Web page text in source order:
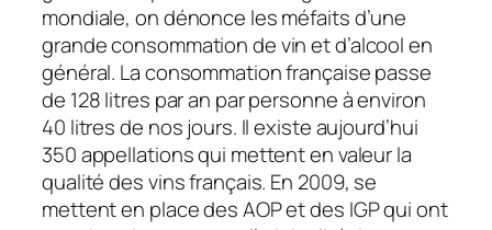
mondiale, on dénonce les méfaits d’une
grande consommation de vin et d’alcool en
général. La consommation française passe
de 128 litres par an par personne à environ
40 litres de nos jours. Il existe aujourd’hui
350 appellations qui mettent en valeur la
qualité des vins français. En 2009, se
mettent en place des AOP et des IGP qui ont